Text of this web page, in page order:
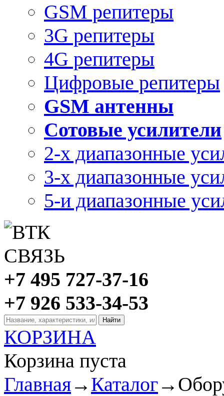
GSM репитеры
3G репитеры
4G репитеры
Цифровые репитеры
GSM антенны
Сотовые усилители
2-х диапазонные
3-х диапазонные
5-и диапазонные
+7 495 727-37-16
+7 926 533-34-53
КОРЗИНА
Корзина пуста
Главная→ Каталог→